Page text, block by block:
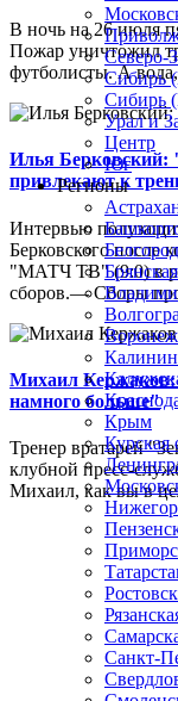
В ночь на 26 июля
Пожар уничтожил
футболисты. А
Илья Берковский:
привлекают к
Интервью
Берковского после
"МАТЧ ТВ" (9:0) в
сборов.— Сборы
Михаил Кержаков:
намного больше"
Тренер вратарей
клубной пресс-
Михаил, как вы в
Северо-
Сибирь
Сибирь
Урал и
Центр
Юг
Регионы
Крым
Курская
Санкт-